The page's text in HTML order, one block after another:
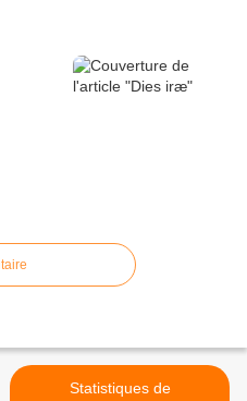
Statistiques de